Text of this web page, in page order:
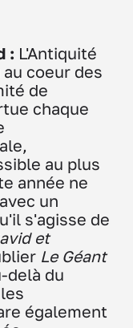
: L'Antiquité
coeur des
de
chaque
au plus
année ne
un
s'agisse de
et
Le Géant
delà du
également